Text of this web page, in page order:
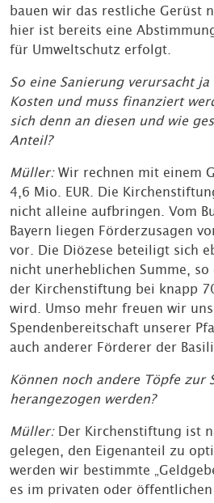
bauen wir das restliche Gerüst
hier ist bereits eine
für Umweltschutz erfolgt.
So eine Sanierung verursacht
Kosten und muss finanziert
sich denn an diesen und wie
Anteil?
Müller: Wir rechnen mit einem
4,6 Mio. EUR. Die
nicht alleine aufbringen. Vom
Bayern liegen Förderzusagen
vor. Die Diözese beteiligt sich
nicht unerheblichen Summe, so
der Kirchenstiftung bei knapp
wird. Umso mehr freuen wir
Spendenbereitschaft unserer
auch anderer Förderer der
Können noch andere Töpfe zur
herangezogen werden?
Müller: Der Kirchenstiftung ist
gelegen, den Eigenanteil zu
werden wir bestimmte
es im privaten oder